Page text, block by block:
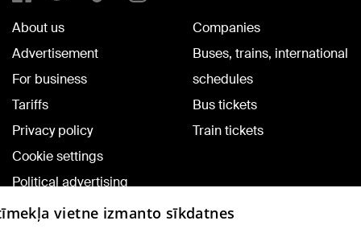
About us
Advertisement
For business
Tariffs
Privacy policy
Cookie settings
Political advertising
Cookie policy
Companies
Buses, trains, international
schedules
Bus tickets
Train tickets
vietne izmanto sīkdatnes